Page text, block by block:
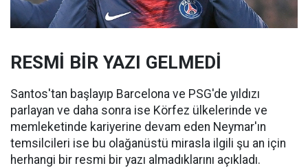
RESMİ BİR YAZI GELMEDİ
Santos'tan başlayıp Barcelona ve PSG'de yıldızı
parlayan ve daha sonra ise Körfez ülkelerinde ve
memleketinde kariyerine devam eden Neymar'ın
temsilcileri ise bu olağanüstü mirasla ilgili şu an için
herhangi bir resmi bir yazı almadıklarını açıkladı.